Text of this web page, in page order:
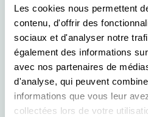
Les cookies nous permettent
contenu, d'offrir des
sociaux et d'analyser notre
également des informations
avec nos partenaires de
d'analyse, qui peuvent
informations que vous leur
collectées lors de votre